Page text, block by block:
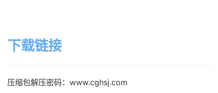
下载链接
压缩包解压密码：www.cghsj.com